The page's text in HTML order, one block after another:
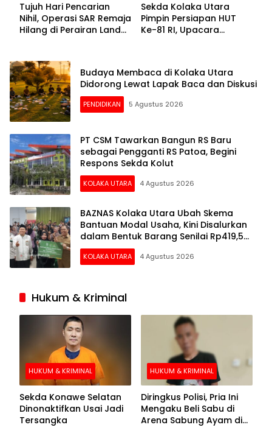
Tujuh Hari Pencarian
Nihil, Operasi SAR Remaja
Hilang di Perairan Lande
Sekda Kolaka Utara
Pimpin Persiapan HUT
Ke-81 RI, Upacara
Budaya Membaca di Kolaka Utara
Didorong Lewat Lapak Baca dan Diskusi
PENDIDIKAN 5 Agustus 2026
PT CSM Tawarkan Bangun RS Baru
sebagai Pengganti RS Patoa, Begini
Respons Sekda Kolut
KOLAKA UTARA 4 Agustus 2026
BAZNAS Kolaka Utara Ubah Skema
Bantuan Modal Usaha, Kini Disalurkan
dalam Bentuk Barang Senilai Rp419,5
Juta
KOLAKA UTARA 4 Agustus 2026
Hukum & Kriminal
HUKUM & KRIMINAL
Sekda Konawe Selatan
Dinonaktifkan Usai Jadi
Tersangka
HUKUM & KRIMINAL
Diringkus Polisi, Pria Ini
Mengaku Beli Sabu di
Arena Sabung Ayam di